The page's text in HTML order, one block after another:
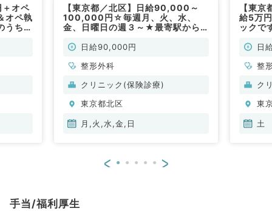
＋オペ
オペ執
うち1
【東京都／北区】日給90,000～
100,000円☆毎週月、火、水、
金、日曜日の週３～★最寄駅から
（整形外科／非常勤）
日給90,000円
整形外科
クリニック(保険診療)
東京都北区
月,火,水,金,日
【東
給5万
ックで
日
整
ク
東
土
< >
手当/福利厚生